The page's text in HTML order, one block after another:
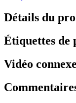
Détails du
Étiquettes de
Vidéo connexe